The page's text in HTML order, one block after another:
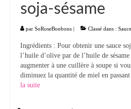
soja-sésame
par SoRoseBonbons | Classé dans :
Ingrédients : Pour obtenir une sauce
l’huile d’olive par de l’huile de
augmenter à une cuillère à soupe si
diminuez la quantité de miel en
la suite­­